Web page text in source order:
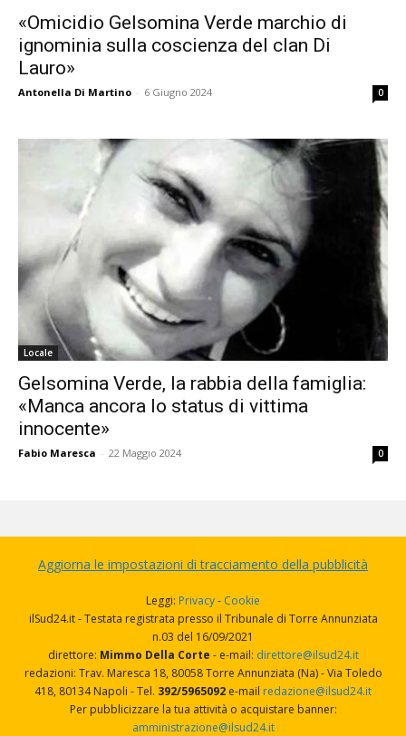
«Omicidio Gelsomina Verde marchio di
ignominia sulla coscienza del clan Di
Lauro»
Antonella Di Martino - 6 Giugno 2024 0
Locale
Gelsomina Verde, la rabbia della famiglia:
«Manca ancora lo status di vittima
innocente»
Fabio Maresca - 22 Maggio 2024 0
Aggiorna le impostazioni di tracciamento della pubblicità
Leggi: Privacy- Cookie
ilSud24.it - Testata registrata presso il Tribunale di Torre Annunziata
n.03 del 16/09/2021
direttore: Mimmo Della Corte - e-mail: direttore@ilsud24.it
redazioni: Trav. Maresca 18, 80058 Torre Annunziata (Na) - Via Toledo
418, 80134 Napoli - Tel. 392/5965092 e-mail redazione@ilsud24.it
Per pubblicizzare la tua attività o acquistare banner:
amministrazione@ilsud24.it